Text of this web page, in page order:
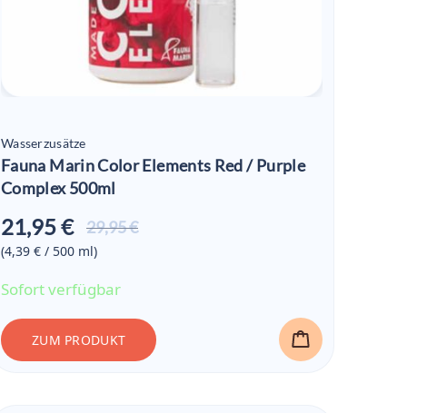
Wasserzusätze
Fauna Marin Color Elements Red / Purple
Complex 500ml
29,95 €
21,95 €
Aktueller
(4,39 € / 500 ml)
Sofort verfügbar
ZUM PRODUKT